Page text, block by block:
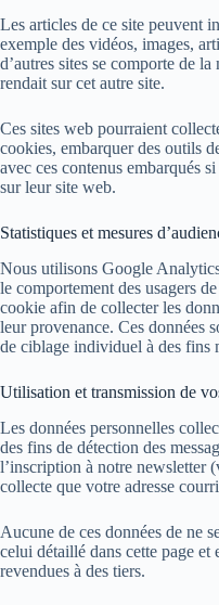
Les articles de ce site peuvent
exemple des vidéos, images,
d’autres sites se comporte de
rendait sur cet autre site.
Ces sites web pourraient
cookies, embarquer des outils
avec ces contenus embarqués
sur leur site web.
Statistiques et mesures
Nous utilisons Google
le comportement des usagers
cookie afin de collecter les
leur provenance. Ces données
de ciblage individuel à des fins
Utilisation et transmission de
Les données personnelles
des fins de détection des
l’inscription à notre newsletter
collecte que votre adresse
Aucune de ces données de ne
celui détaillé dans cette page et
revendues à des tiers.